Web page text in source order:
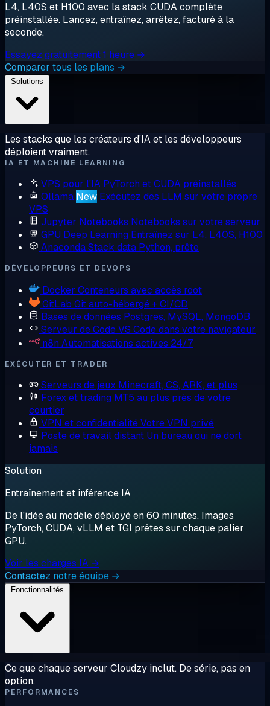
L4, L40S et H100 avec la stack CUDA complète
préinstallée. Lancez, entraînez, arrêtez, facturé à la
seconde.
Essayez gratuitement 1 heure →
Comparer tous les plans →
Les stacks que les créateurs d'IA et les développeurs
déploient vraiment.
IA ET MACHINE LEARNING
VPS pour l'IA PyTorch et CUDA préinstallés
Ollama New Exécutez des LLM sur votre propre
VPS
Jupyter Notebooks Notebooks sur votre serveur
GPU Deep Learning Entraînez sur L4, L40S, H100
AnacondaStack data Python, prête
DÉVELOPPEURS ET DEVOPS
Docker Conteneurs avec accès root
GitLab Git auto-hébergé + CI/CD
Bases de données Postgres, MySQL, MongoDB
Serveur de CodeVS Code dans votre navigateur
n8n Automatisations actives 24/7
EXÉCUTER ET TRADER
Serveurs de jeux Minecraft, CS, ARK, et plus
Forex et trading MT5 au plus près de votre
courtier
VPN et confidentialitéVotre VPN privé
Poste de travail distant Un bureau qui ne dort
jamais
Solution
Entraînement et inférence IA
De l'idée au modèle déployé en 60 minutes. Images
PyTorch, CUDA, vLLM et TGI prêtes sur chaque palier
GPU.
Voir les charges IA →
Contactez notre équipe →
Ce que chaque serveur Cloudzy inclut. De série, pas en
option.
PERFORMANCES